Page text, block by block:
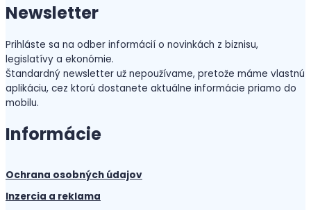
Newsletter
Prihláste sa na odber informácií o novinkách z biznisu,
legislatívy a ekonómie.
Štandardný newsletter už nepoužívame, pretože máme vlastnú
aplikáciu, cez ktorú dostanete aktuálne informácie priamo do
mobilu.
Informácie
Ochrana osobných údajov
Inzercia a reklama